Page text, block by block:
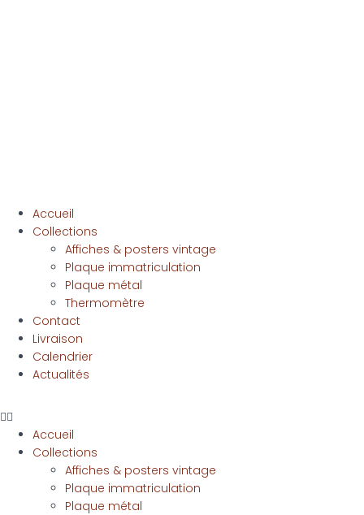
Accueil
Collections
Affiches & posters vintage
Plaque immatriculation
Plaque métal
Thermomètre
Contact
Livraison
Calendrier
Actualités
Accueil
Collections
Affiches & posters vintage
Plaque immatriculation
Plaque métal